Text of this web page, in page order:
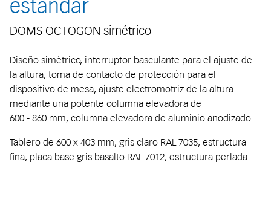
estándar
DOMS OCTOGON simétrico
Diseño simétrico, interruptor basculante para el ajuste de
la altura, toma de contacto de protección para el
dispositivo de mesa, ajuste electromotriz de la altura
mediante una potente columna elevadora de
600 - 860 mm, columna elevadora de aluminio anodizado
Tablero de 600 x 403 mm, gris claro RAL 7035, estructura
fina, placa base gris basalto RAL 7012, estructura perlada.